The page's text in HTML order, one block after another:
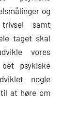
og
samt
taget skal
vores
psykiske
nogle
at høre om